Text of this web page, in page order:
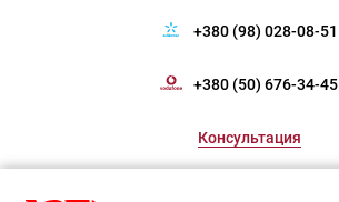
+380 (98) 028-08-51
+380 (50) 676-34-45
Консультация